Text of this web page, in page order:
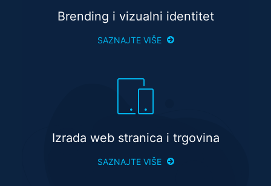
Brending i vizualni identitet
SAZNAJTE VIŠE
Izrada web stranica i trgovina
SAZNAJTE VIŠE